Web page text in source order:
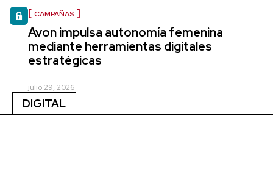
CAMPAÑAS
Avon impulsa autonomía femenina
mediante herramientas digitales
estratégicas
julio 29, 2026
DIGITAL